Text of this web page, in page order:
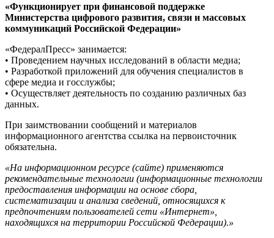
«Функционирует при финансовой поддержке
Министерства цифрового развития, связи и массовых
коммуникаций Российской Федерации»
«ФедералПресс» занимается:
• Проведением научных исследований в области медиа;
• Разработкой приложений для обучения специалистов в
сфере медиа и госслужбы;
• Осуществляет деятельность по созданию различных баз
данных.
При заимствовании сообщений и материалов
информационного агентства ссылка на первоисточник
обязательна.
«На информационном ресурсе (сайте) применяются
рекомендательные технологии (информационные технологии
предоставления информации на основе сбора,
систематизации и анализа сведений, относящихся к
предпочтениям пользователей сети «Интернет»,
находящихся на территории Российской Федерации).»